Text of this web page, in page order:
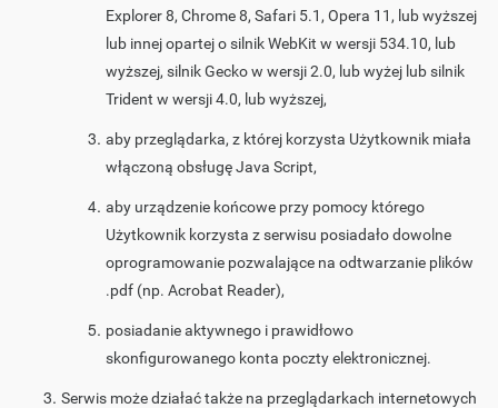
Explorer 8, Chrome 8, Safari 5.1, Opera 11, lub wyższej
lub innej opartej o silnik WebKit w wersji 534.10, lub
wyższej, silnik Gecko w wersji 2.0, lub wyżej lub silnik
Trident w wersji 4.0, lub wyższej,
aby przeglądarka, z której korzysta Użytkownik miała
włączoną obsługę Java Script,
aby urządzenie końcowe przy pomocy którego
Użytkownik korzysta z serwisu posiadało dowolne
oprogramowanie pozwalające na odtwarzanie plików
.pdf (np. Acrobat Reader),
posiadanie aktywnego i prawidłowo
skonfigurowanego konta poczty elektronicznej.
Serwis może działać także na przeglądarkach internetowych